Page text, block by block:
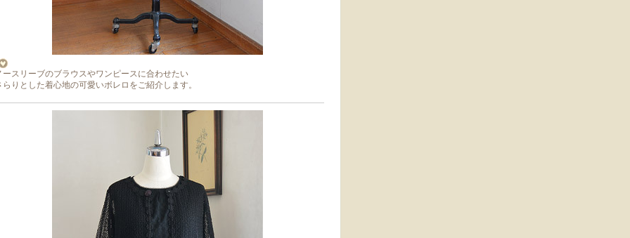
ースリーブのブラウスやワンピースに合わせたい
らりとした着心地の可愛いボレロをご紹介します。